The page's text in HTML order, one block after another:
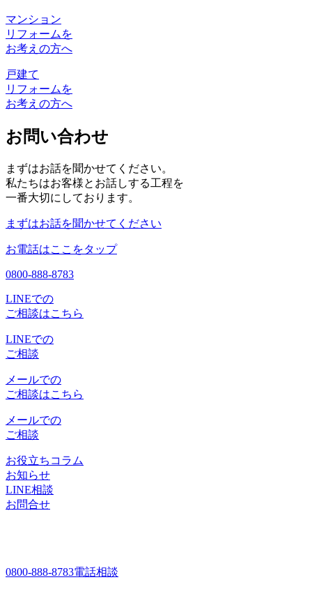
マンション
リフォームを
お考えの方へ
戸建て
リフォームを
お考えの方へ
お問い合わせ
まずはお話を聞かせてください。
私たちはお客様とお話しする工程を
一番大切にしております。
まずはお話を聞かせてください
お電話はここをタップ
0800-888-8783
LINEでの
ご相談はこちら
LINEでの
ご相談
メールでの
ご相談はこちら
メールでの
ご相談
お役立ちコラム
お知らせ
LINE相談
お問合せ
0800-888-8783電話相談